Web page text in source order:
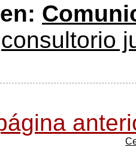
consultorio